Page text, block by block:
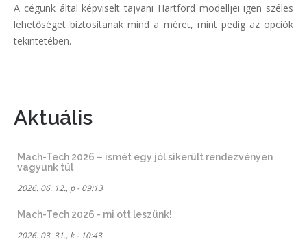
A cégünk által képviselt tajvani Hartford modelljei igen széles
lehetőséget biztosítanak mind a méret, mint pedig az opciók
tekintetében.
Aktuális
Mach-Tech 2026 – ismét egy jól sikerült rendezvényen
vagyunk túl
2026. 06. 12., p - 09:13
Mach-Tech 2026 - mi ott leszünk!
2026. 03. 31., k - 10:43